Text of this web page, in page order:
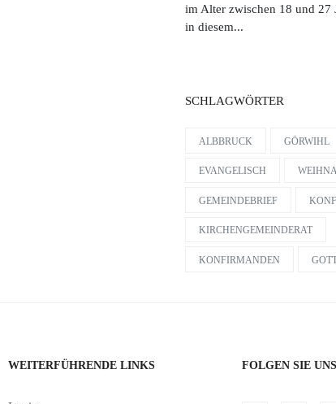
im Alter zwischen 18 und 27
in diesem...
SCHLAGWÖRTER
ALBBRUCK GÖRWIHL
EVANGELISCH
GEMEINDEBRIEF
KIRCHENGEMEINDERAT
KONFIRMANDEN
WEITERFÜHRENDE LINKS FOLGEN SIE UNS